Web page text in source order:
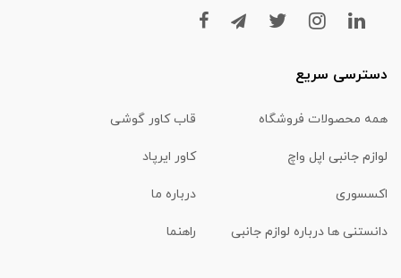
دسترسی سریع
همه محصولات فروشگاه قاب کاور گوشی
لوازم جانبی اپل واچ کاور ایرپاد
اکسسوری درباره ما
دانستنی ها درباره لوازم جانبی راهنما